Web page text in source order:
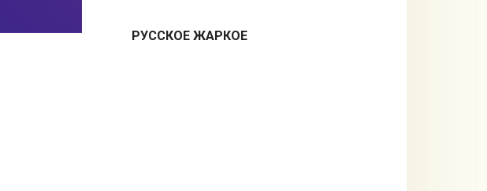
РУССКОЕ ЖАРКОЕ